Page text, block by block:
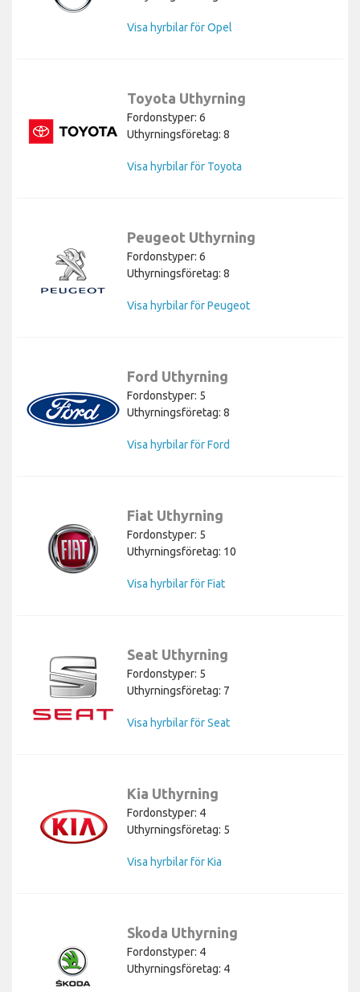
Visa hyrbilar för Opel
Toyota Uthyrning
Fordonstyper: 6
Uthyrningsföretag: 8
Visa hyrbilar för Toyota
Peugeot Uthyrning
Fordonstyper: 6
Uthyrningsföretag: 8
Visa hyrbilar för Peugeot
Ford Uthyrning
Fordonstyper: 5
Uthyrningsföretag: 8
Visa hyrbilar för Ford
Fiat Uthyrning
Fordonstyper: 5
Uthyrningsföretag: 10
Visa hyrbilar för Fiat
Seat Uthyrning
Fordonstyper: 5
Uthyrningsföretag: 7
Visa hyrbilar för Seat
Kia Uthyrning
Fordonstyper: 4
Uthyrningsföretag: 5
Visa hyrbilar för Kia
Skoda Uthyrning
Fordonstyper: 4
Uthyrningsföretag: 4